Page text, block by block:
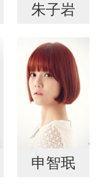
朱子岩
申智珉